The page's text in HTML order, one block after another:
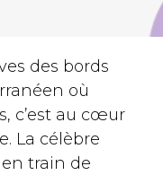
des bords
où
c’est au cœur
La célèbre
train de